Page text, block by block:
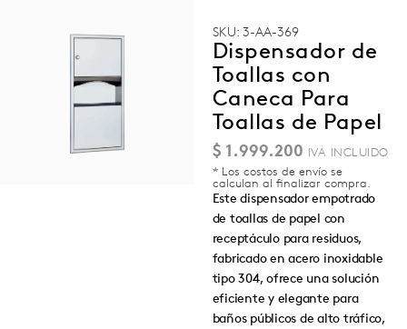
SKU: 3-AA-369
Dispensador de
Toallas con
Caneca Para
Toallas de Papel
$ 1.999.200
* Los costos de envío se
calculan al finalizar compra.
Este dispensador empotrado
de toallas de papel con
receptáculo para residuos,
fabricado en acero inoxidable
tipo 304, ofrece una solución
eficiente y elegante para
baños públicos de alto tráfico,